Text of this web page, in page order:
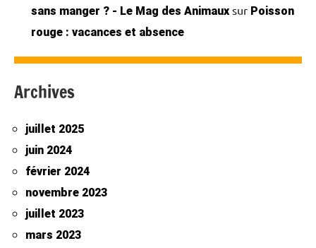
sans manger ? - Le Mag des Animaux sur Poisson
rouge : vacances et absence
Archives
juillet 2025
juin 2024
février 2024
novembre 2023
juillet 2023
mars 2023